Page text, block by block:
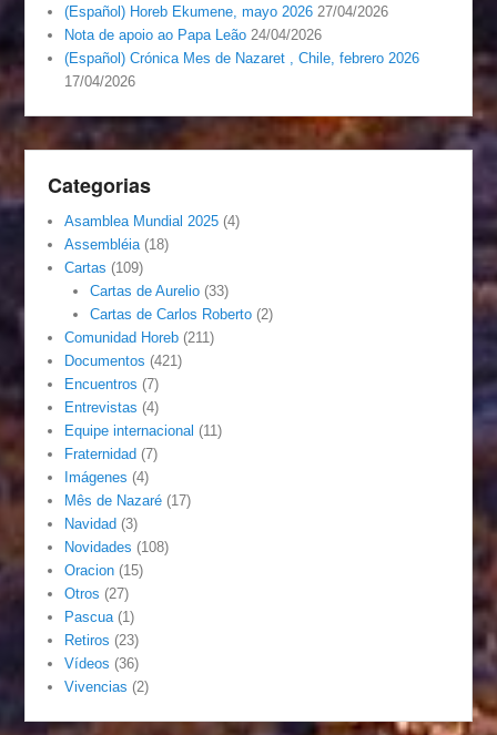
(Español) Horeb Ekumene, mayo 2026 27/04/2026
Nota de apoio ao Papa Leão 24/04/2026
(Español) Crónica Mes de Nazaret , Chile, febrero 2026
17/04/2026
Categorias
Asamblea Mundial 2025 (4)
Assembléia (18)
Cartas (109)
Cartas de Aurelio(33)
Cartas de Carlos Roberto(2)
Comunidad Horeb (211)
Documentos (421)
Encuentros (7)
Entrevistas (4)
Equipe internacional (11)
Fraternidad (7)
Imágenes (4)
Mês de Nazaré (17)
Navidad (3)
Novidades (108)
Oracion (15)
Otros (27)
Pascua (1)
Retiros (23)
Vídeos (36)
Vivencias (2)